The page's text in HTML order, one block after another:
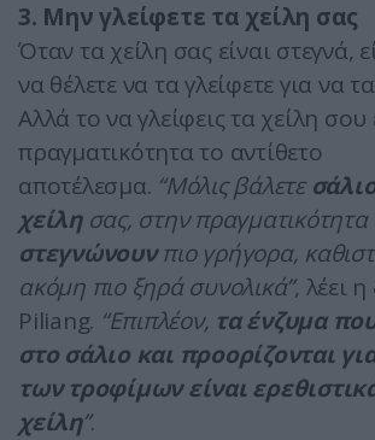
3. Μην γλείφετε τα χείλη σας
Όταν τα χείλη σας είναι στεγνά,
να θέλετε να τα γλείφετε για να
Αλλά το να γλείφεις τα χείλη σου
πραγματικότητα το αντίθετο
αποτέλεσμα. “Μόλις βάλετε
χείλησας, στην πραγματικότητα
στεγνώνουνπιο γρήγορα,
ακόμη πιο ξηρά συνολικά”, λέει
Piliang. “Επιπλέον, τα ένζυμα
στο σάλιο και προορίζονται
των τροφίμων είναι
χείλη”.